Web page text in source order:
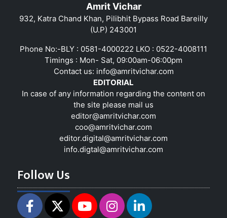
Amrit Vichar
932, Katra Chand Khan, Pilibhit Bypass Road Bareilly
(U.P) 243001
Phone No:-BLY : 0581-4000222 LKO : 0522-4008111
Timings : Mon- Sat, 09:00am-06:00pm
Contact us: info@amritvichar.com
EDITORIAL
In case of any information regarding the content on
the site please mail us
editor@amritvichar.com
coo@amritvichar.com
editor.digital@amritvichar.com
info.digtal@amritvichar.com
Follow Us